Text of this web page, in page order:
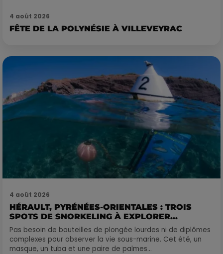
4 août 2026
FÊTE DE LA POLYNÉSIE À VILLEVEYRAC
4 août 2026
HÉRAULT, PYRÉNÉES-ORIENTALES : TROIS
SPOTS DE SNORKELING À EXPLORER...
Pas besoin de bouteilles de plongée lourdes ni de diplômes
complexes pour observer la vie sous-marine. Cet été, un
masque, un tuba et une paire de palmes...